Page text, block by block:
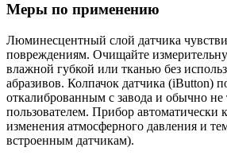
Меры по применению
Люминесцентный слой датчика
повреждениям. Очищайте
влажной губкой или тканью без
абразивов. Колпачок датчика (iButton)
откалиброванным с завода и обычно не
пользователем. Прибор автоматически
изменения атмосферного давления и
встроенным датчикам).